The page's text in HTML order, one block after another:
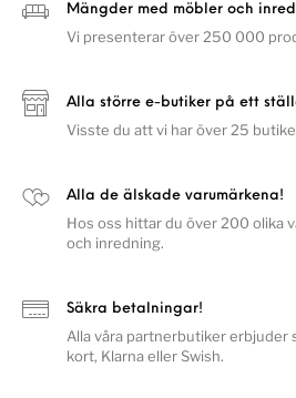
Mängder med möbler och
Vi presenterar över 250 000
Alla större e-butiker på ett
Visste du att vi har över 25
Alla de älskade varumärkena!
Hos oss hittar du över 200 olika
och inredning.
Säkra betalningar!
Alla våra partnerbutiker erbjuder
kort, Klarna eller Swish.